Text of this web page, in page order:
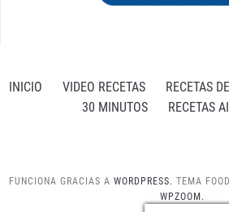
INICIO VIDEO RECETAS RECETAS
30 MINUTOS
RECETAS
FUNCIONA GRACIAS A WORDPRESS. TEMA
WPZOOM.